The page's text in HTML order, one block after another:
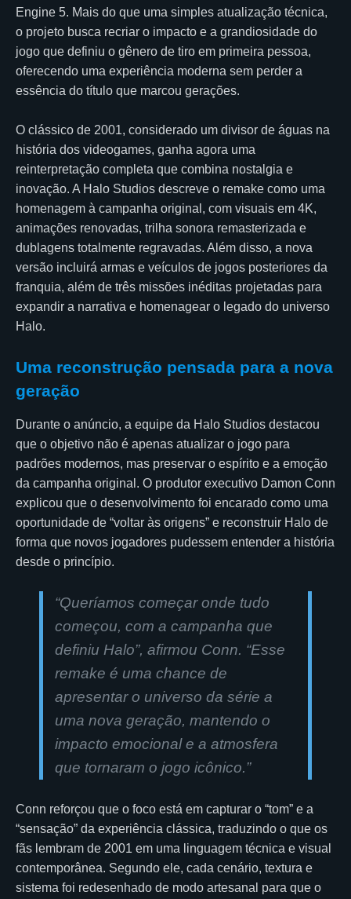
Engine 5. Mais do que uma simples atualização técnica,
o projeto busca recriar o impacto e a grandiosidade do
jogo que definiu o gênero de tiro em primeira pessoa,
oferecendo uma experiência moderna sem perder a
essência do título que marcou gerações.
O clássico de 2001, considerado um divisor de águas na
história dos videogames, ganha agora uma
reinterpretação completa que combina nostalgia e
inovação. A Halo Studios descreve o remake como uma
homenagem à campanha original, com visuais em 4K,
animações renovadas, trilha sonora remasterizada e
dublagens totalmente regravadas. Além disso, a nova
versão incluirá armas e veículos de jogos posteriores da
franquia, além de três missões inéditas projetadas para
expandir a narrativa e homenagear o legado do universo
Halo.
Uma reconstrução pensada para a nova
geração
Durante o anúncio, a equipe da Halo Studios destacou
que o objetivo não é apenas atualizar o jogo para
padrões modernos, mas preservar o espírito e a emoção
da campanha original. O produtor executivo Damon Conn
explicou que o desenvolvimento foi encarado como uma
oportunidade de “voltar às origens” e reconstruir Halo de
forma que novos jogadores pudessem entender a história
desde o princípio.
“Queríamos começar onde tudo
começou, com a campanha que
definiu Halo”, afirmou Conn. “Esse
remake é uma chance de
apresentar o universo da série a
uma nova geração, mantendo o
impacto emocional e a atmosfera
que tornaram o jogo icônico.”
Conn reforçou que o foco está em capturar o “tom” e a
“sensação” da experiência clássica, traduzindo o que os
fãs lembram de 2001 em uma linguagem técnica e visual
contemporânea. Segundo ele, cada cenário, textura e
sistema foi redesenhado de modo artesanal para que o